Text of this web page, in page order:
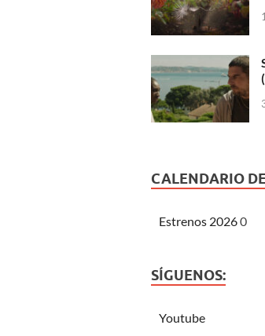
CALENDARIO
Estrenos 20260
SÍGUENOS:
Youtube